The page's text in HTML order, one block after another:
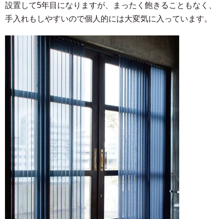
設置して5年目になりますが、まったく飽きることもなく、
手入れもしやすいので個人的には大変気に入っています。